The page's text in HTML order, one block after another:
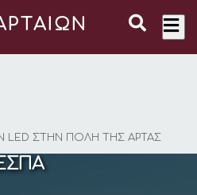
LED ΣΤΗΝ ΠΟΛΗ ΤΗΣ ΑΡΤΑΣ